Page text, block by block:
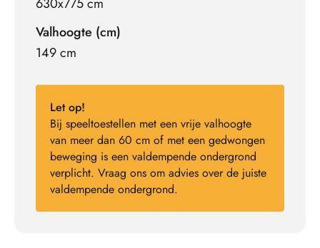
630x775 cm
Valhoogte (cm)
149 cm
Let op!
Bij speeltoestellen met een vrije valhoogte
van meer dan 60 cm of met een gedwongen
beweging is een valdempende ondergrond
verplicht. Vraag ons om advies over de juiste
valdempende ondergrond.